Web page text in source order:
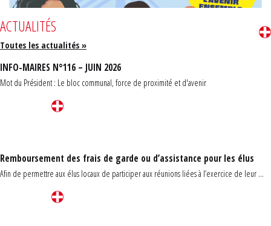
ACTUALITÉS
Toutes les actualités »
INFO-MAIRES N°116 – JUIN 2026
Mot du Président : Le bloc communal, force de proximité et d'avenir
Remboursement des frais de garde ou d’assistance pour les élus
Afin de permettre aux élus locaux de participer aux réunions liées à l’exercice de leur ...